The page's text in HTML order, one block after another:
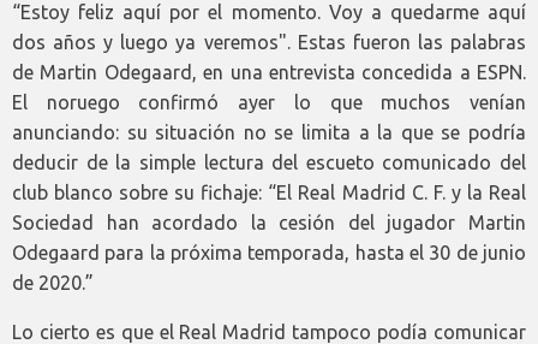
“Estoy feliz aquí por el momento. Voy a quedarme aquí
dos años y luego ya veremos". Estas fueron las palabras
de Martin Odegaard, en una entrevista concedida a ESPN.
El noruego confirmó ayer lo que muchos venían
anunciando: su situación no se limita a la que se podría
deducir de la simple lectura del escueto comunicado del
club blanco sobre su fichaje: “El Real Madrid C. F. y la Real
Sociedad han acordado la cesión del jugador Martin
Odegaard para la próxima temporada, hasta el 30 de junio
de 2020.”
Lo cierto es que el Real Madrid tampoco podía comunicar